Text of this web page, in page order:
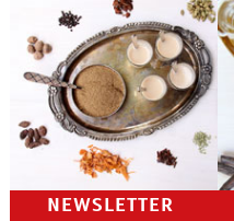
NEWSLETTER